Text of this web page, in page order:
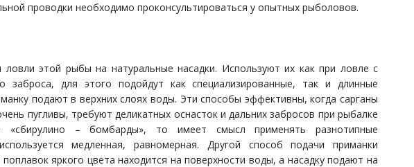
проводки необходимо проконсультироваться у опытных рыболовов.
этой рыбы на натуральные насадки. Используют их как при ловле с
для этого подойдут как специализированные, так и длинные
подают в верхних слоях воды. Эти способы эффективны, когда сарганы
пугливы, требуют деликатных оснасток и дальних забросов при рыбалке
«сбирулино – бомбарды», то имеет смысл применять разнотипные
медленная, равномерная. Другой способ подачи приманки
яркого цвета находится на поверхности воды, а насадку подают на